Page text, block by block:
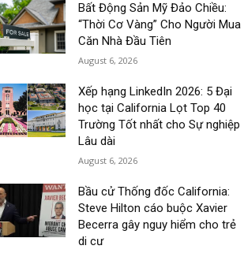
Bất Động Sản Mỹ Đảo Chiều:
“Thời Cơ Vàng” Cho Người Mua
Căn Nhà Đầu Tiên
August 6, 2026
Xếp hạng LinkedIn 2026: 5 Đại
học tại California Lọt Top 40
Trường Tốt nhất cho Sự nghiệp
Lâu dài
August 6, 2026
Bầu cử Thống đốc California:
Steve Hilton cáo buộc Xavier
Becerra gây nguy hiểm cho trẻ
di cư